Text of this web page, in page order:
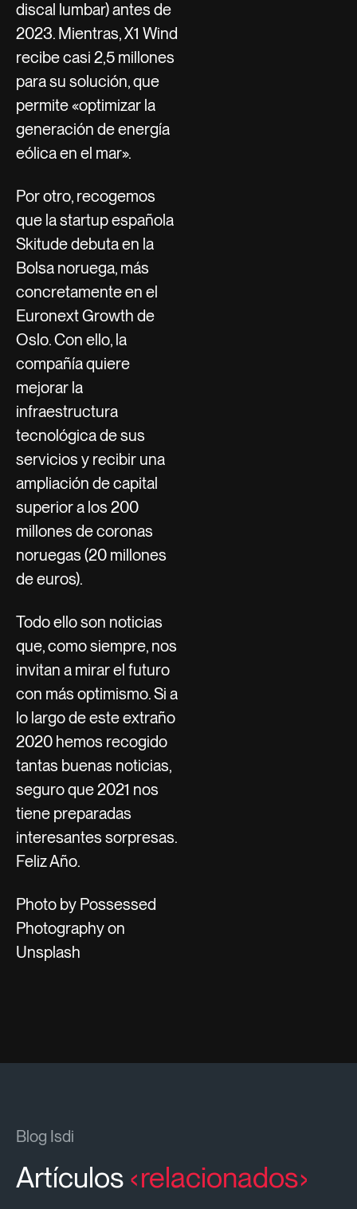
discal lumbar) antes de
2023. Mientras, X1 Wind
recibe casi 2,5 millones
para su solución, que
permite «optimizar la
generación de energía
eólica en el mar».
Por otro, recogemos
que la startup española
Skitude debuta en la
Bolsa noruega, más
concretamente en el
Euronext Growth de
Oslo. Con ello, la
compañía quiere
mejorar la
infraestructura
tecnológica de sus
servicios y recibir una
ampliación de capital
superior a los 200
millones de coronas
noruegas (20 millones
de euros).
Todo ello son noticias
que, como siempre, nos
invitan a mirar el futuro
con más optimismo. Si a
lo largo de este extraño
2020 hemos recogido
tantas buenas noticias,
seguro que 2021 nos
tiene preparadas
interesantes sorpresas.
Feliz Año.
Photo by Possessed
Photography on
Unsplash
Blog Isdi
Artículos relacionados